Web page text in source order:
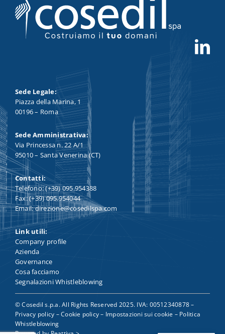
Sede Legale:
Piazza della Marina, 1
00196 – Roma
Sede Amministrativa:
Via Princessa n. 22 A/1
95010 – Santa Venerina (CT)
Contatti:
Telefono: (+39) 095.954388
Fax: (+39) 095.954044
Email: direzione@cosedilspa.com
Link utili:
Company profile
Azienda
Governance
Cosa facciamo
Segnalazioni Whistleblowing
© Cosedil s.p.a. All Rights Reserved 2025. IVA: 00512340878 –
Privacy policy –Cookie policy– Impostazioni sui cookie – Politica
Whistleblowing